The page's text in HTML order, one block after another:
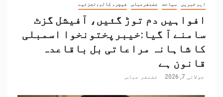
اہم خبریں سیاحت غضنفرعباس فیچر، کالم،تجزئیے
افواہیں دم توڑ گئیں، آفیشل گزٹ
سامنے آ گیا:خیبرپختونخوا اسمبلی
کا شاہانہ مراعاتی بل باقاعدہ
قانون ہے
جولائی 7, 2026 غضنفر عباس